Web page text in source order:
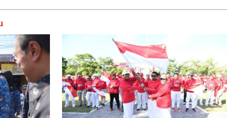
Petelur di Desa Bataal Timur